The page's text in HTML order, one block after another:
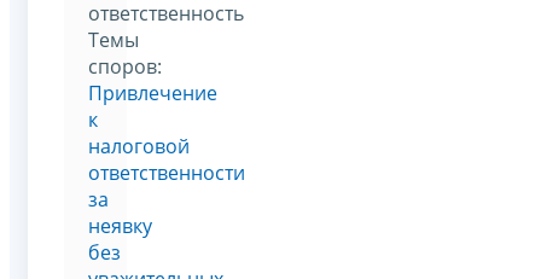
ответственность
Темы
споров:
Привлечение
к
налоговой
ответственности
за
неявку
без